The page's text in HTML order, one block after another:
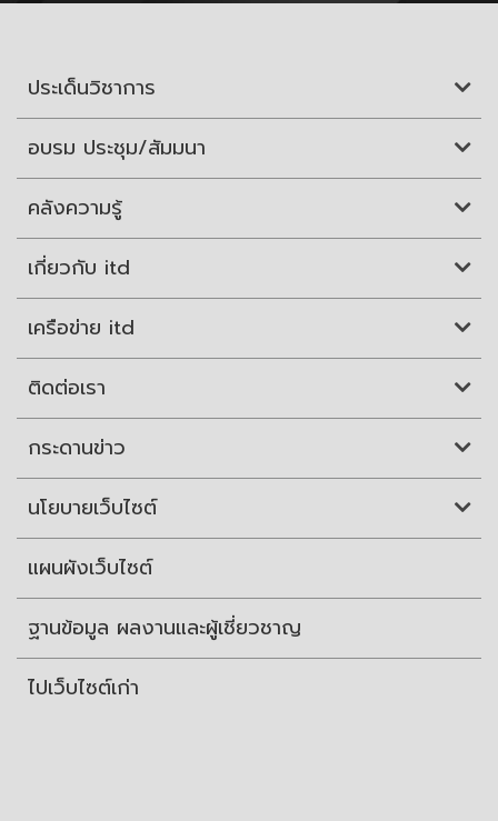
ประเด็นวิชาการ
อบรม ประชุม/สัมมนา
คลังความรู้
เกี่ยวกับ itd
เครือข่าย itd
ติดต่อเรา
กระดานข่าว
นโยบายเว็บไซต์
แผนผังเว็บไซต์
ฐานข้อมูล ผลงานและผู้เชี่ยวชาญ
ไปเว็บไซต์เก่า